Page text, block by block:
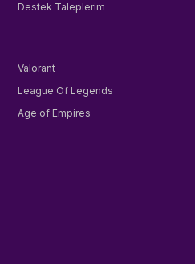
Destek Taleplerim
Valorant
League Of Legends
Age of Empires